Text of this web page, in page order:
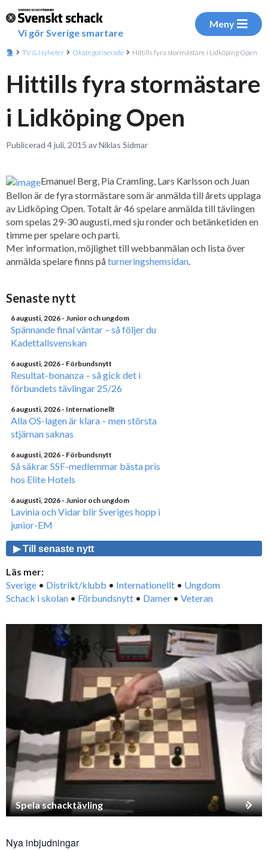
Vi gör Sverige smartare
Meny
TV & Nyheter Okategoriserade Hittills fyra stormästare i Lidköping Open
Hittills fyra stormästare
i Lidköping Open
Publicerad 4 juli, 2015 av Niklas Sidmar
Emanuel Berg, Pia Cramling, Lars Karlsson och Juan
Bellon är de fyra stormästare som är anmälda till årets upplaga
av Lidköping Open. Totalt är 46 spelare anmälda till tävlingen
som spelas 29-30 augusti, med sju ronder och betänketiden en
timme per spelare och parti.
Mer information, möjlighet till webbanmälan och lista över
anmälda spelare finns påturneringshemsidan.
Senaste nytt
6 augusti, 2026 - Junior och ungdom
Spännande final väntar – så följer du
Kadettallsvenskan
6 augusti, 2026 - Förbundsnytt
Resultat-bonanza – så gick det i
förbundets tävlingar 25/26
6 augusti, 2026 - Internationellt
Alla OS-lagen är klara – men största
stjärnan saknas
6 augusti, 2026 - Förbundsnytt
Så säkrar SSF-medlemmar bästa pris
hos Elite Hotels
6 augusti, 2026 - Junior och ungdom
Lavinia och Vidar blir Sveriges hopp i
junior-EM
▶ Till senaste nytt
Läs mer:
Sverige • Distrikt/klubb • Internationellt • Ungdom
Schack i skolan • Förbundsnytt • Damer • Veteran
Spela schacktävling
Nya inbjudningar